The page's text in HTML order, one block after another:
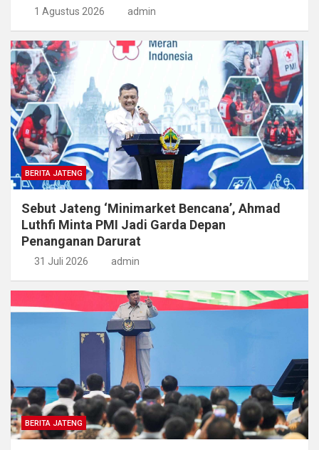
1 Agustus 2026 admin
BERITA JATENG
Sebut Jateng ‘Minimarket Bencana’, Ahmad
Luthfi Minta PMI Jadi Garda Depan
Penanganan Darurat
31 Juli 2026 admin
BERITA JATENG